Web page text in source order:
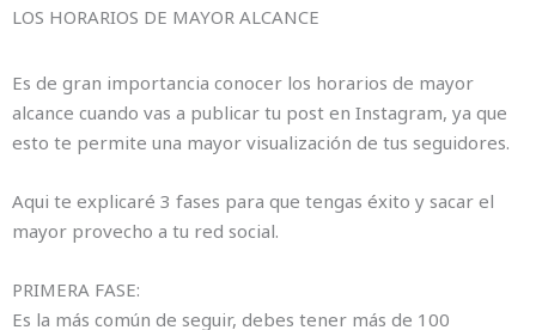
LOS HORARIOS DE MAYOR ALCANCE
Es de gran importancia conocer los horarios de mayor
alcance cuando vas a publicar tu post en Instagram, ya que
esto te permite una mayor visualización de tus seguidores.
Aqui te explicaré 3 fases para que tengas éxito y sacar el
mayor provecho a tu red social.
PRIMERA FASE:
Es la más común de seguir, debes tener más de 100